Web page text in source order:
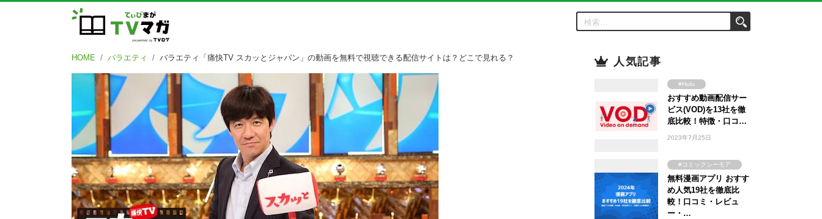
HOME バラエティ バラエティ「痛快TV スカッとジャパン」の動画を無料で視聴できる配信サイトは？どこで見れる？ 人気記事
#Hulu
#Amazon Prime
Video
#FOD
#WOWOW
#ABEMA
#Lemino
#DMM TV
おすすめ動画配信サー
ビス(VOD)を13社を徹
底比較！特徴・口コ…
2023年7月25日
#コミックシーモア
#ebookjapan
#まんが王国
無料漫画アプリ おすす
め人気19社を徹底比
較！口コミ・レビュ
ー・…